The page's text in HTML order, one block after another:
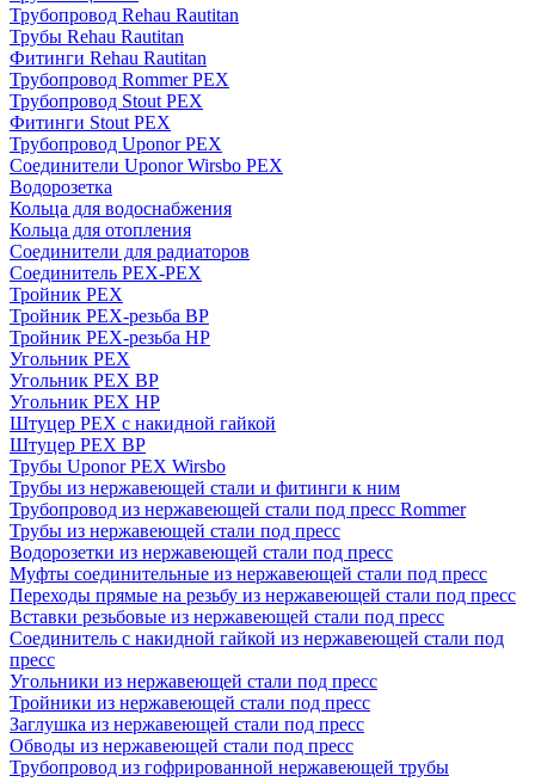
Трубопровод Rehau Rautitan
Трубы Rehau Rautitan
Фитинги Rehau Rautitan
Трубопровод Rommer PEX
Трубопровод Stout PEX
Фитинги Stout PEX
Трубопровод Uponor PEX
Соединители Uponor Wirsbo PEX
Водорозетка
Кольца для водоснабжения
Кольца для отопления
Соединители для радиаторов
Соединитель PEX-PEX
Тройник PEX
Тройник PEX-резьба ВР
Тройник PEX-резьба НР
Угольник PEX
Угольник PEX ВР
Угольник PEX НР
Штуцер PEX c накидной гайкой
Штуцер PEX ВР
Трубы Uponor PEX Wirsbo
Трубы из нержавеющей стали и фитинги к ним
Трубопровод из нержавеющей стали под пресс Rommer
Трубы из нержавеющей стали под пресс
Водорозетки из нержавеющей стали под пресс
Муфты соединительные из нержавеющей стали под пресс
Переходы прямые на резьбу из нержавеющей стали под пресс
Вставки резьбовые из нержавеющей стали под пресс
Соединитель с накидной гайкой из нержавеющей стали под
пресс
Угольники из нержавеющей стали под пресс
Тройники из нержавеющей стали под пресс
Заглушка из нержавеющей стали под пресс
Обводы из нержавеющей стали под пресс
Трубопровод из гофрированной нержавеющей трубы